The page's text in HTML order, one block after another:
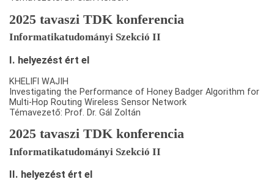
2025 tavaszi TDK konferencia
Informatikatudományi Szekció II
I. helyezést ért el
KHELIFI WAJIH
Investigating the Performance of Honey Badger Algorithm for
Multi-Hop Routing Wireless Sensor Network
Témavezető: Prof. Dr. Gál Zoltán
2025 tavaszi TDK konferencia
Informatikatudományi Szekció II
II. helyezést ért el